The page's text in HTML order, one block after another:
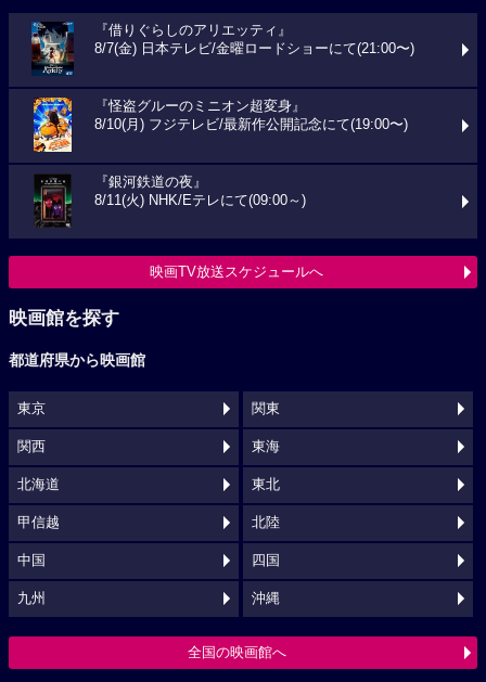
『借りぐらしのアリエッティ』
8/7(金) 日本テレビ/金曜ロードショーにて(21:00〜)
『怪盗グルーのミニオン超変身』
8/10(月) フジテレビ/最新作公開記念にて(19:00〜)
『銀河鉄道の夜』
8/11(火) NHK/Eテレにて(09:00～)
映画TV放送スケジュールへ
映画館を探す
都道府県から映画館
東京 関東
関西 東海
北海道 東北
甲信越 北陸
中国 四国
九州 沖縄
全国の映画館へ